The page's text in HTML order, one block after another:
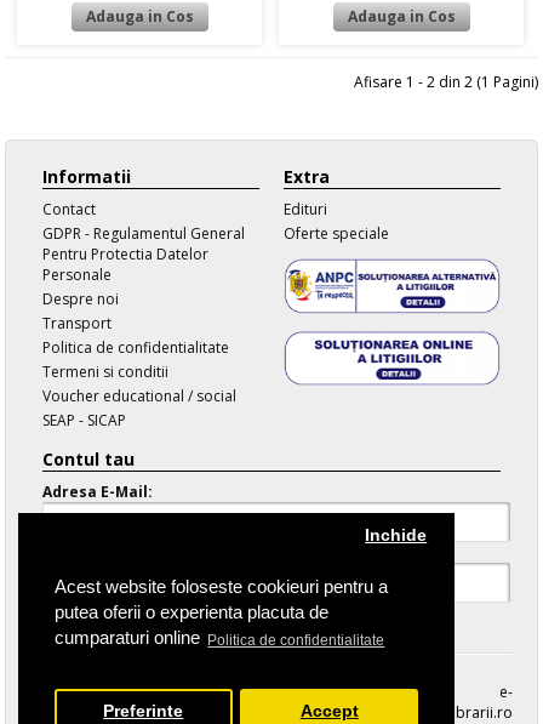
Acest website foloseste cookieuri pentru a
putea oferii o experienta placuta de
cumparaturi online Politica de confidentialitate
Inchide
Preferinte Accept
Afisare 1 - 2 din 2 (1 Pagini)
Informatii
Contact
GDPR - Regulamentul General
Pentru Protectia Datelor
Personale
Despre noi
Transport
Politica de confidentialitate
Termeni si conditii
Voucher educational / social
SEAP - SICAP
Extra
Edituri
Oferte speciale
Contul tau
Adresa E-Mail:
Parola Uitata
e-
librarii.ro